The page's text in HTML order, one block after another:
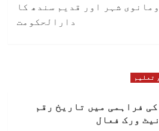
شہر اور قدیم سندھ کا
دارالحکومت
تعلیم
فراہمی میں تاریخ رقم
ورک فعال